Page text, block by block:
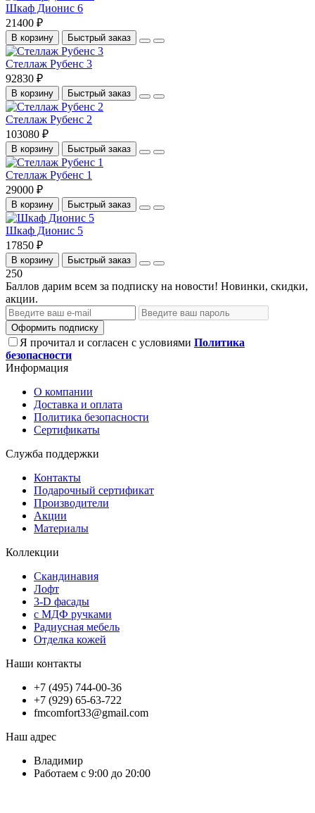
Шкаф Дионис 6
21400 ₽
В корзину Быстрый заказ
Стеллаж Рубенс 3
92830 ₽
В корзину Быстрый заказ
Стеллаж Рубенс 2
103080 ₽
В корзину Быстрый заказ
Стеллаж Рубенс 1
29000 ₽
В корзину Быстрый заказ
Шкаф Дионис 5
17850 ₽
В корзину Быстрый заказ
250
Баллов дарим всем за подписку на новости! Новинки, скидки,
акции.
Оформить подписку
Я прочитал и согласен с условиями Политика
безопасности
Информация
О компании
Доставка и оплата
Политика безопасности
Сертификаты
Служба поддержки
Контакты
Подарочный сертификат
Производители
Акции
Материалы
Коллекции
Скандинавия
Лофт
3-D фасады
с МДФ ручками
Радиусная мебель
Отделка кожей
Наши контакты
+7 (495) 744-00-36
+7 (929) 65-63-722
fmcomfort33@gmail.com
Наш адрес
Владимир
Работаем с 9:00 до 20:00